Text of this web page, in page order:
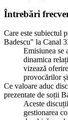
Întrebări
Care este subiectul
Badescu" la Canal
Emisiunea se
dinamica
vizează
provocărilor
Ce valoare aduc
prezentate de soții
Aceste
gestionarea